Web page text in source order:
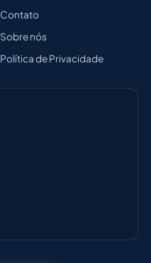
Contato
Sobre nós
Política de Privacidade